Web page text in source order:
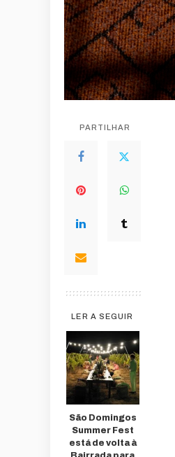
PARTILHAR
LER A SEGUIR
São Domingos
Summer Fest
está de volta à